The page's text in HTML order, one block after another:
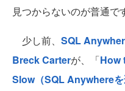
見つからないのが普通で
少し前、 SQL
Breck Carterが、「How
Slow（SQL Anywhereを